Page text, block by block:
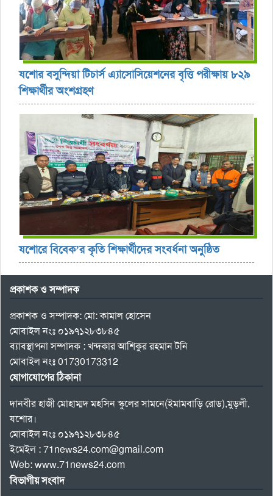
যশোর বসুন্দিয়া টিচার্স এ্যাসোসিয়েশনের বৃত্তি পরীক্ষায় ৮২৯
শিক্ষার্থীর অংশগ্রহণ
যশোরে বিবেক’র কৃতি শিক্ষার্থীদের সংবর্ধনা অনুষ্ঠিত
প্রকাশক ও সম্পাদক
প্রকাশক ও সম্পাদক: মো: কামাল হোসেন
মোবাইল নংঃ ০১৯৭১২৮৩৮৪৫
ব্যাবস্থাপনা সম্পাদক : খন্দকার আশিকুর রহমান টনি
মোবাইল নংঃ 01730173312
যোগাযোগের ঠিকানা
দানবীর হাজী মোহাম্মদ মহসিন স্কুলের সামনে(ইমামবাড়ি রোড),মুড়লী,
যশোর।
মোবাইল নংঃ ০১৯৭১২৮৩৮৪৫
ইমেইল : 71news24.com@gmail.com
Web: www.71news24.com
বিভাগীয় সংবাদ